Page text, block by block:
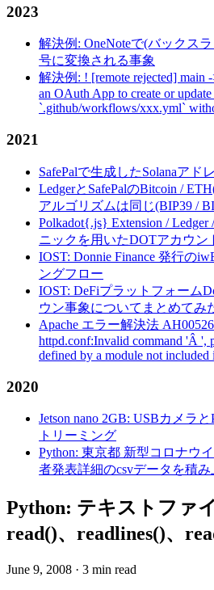
2023
解決例: OneNoteで(バックス
号に変換される事象
解決例: ! [remote rejected] main
an OAuth App to create or
`.github/workflows/xxx.yml`
2021
SafePalで生成したSolanaアド
LedgerとSafePalのBitcoin /
アルゴリズムは同じ(BIP39 /
Polkadot{.js} Extension /
ニックを用いたDOTアカウン
IOST: Donnie Finance 発行の
ングフロー
IOST: DeFiプラットフォーム
ウン事象についてまとめてみ
Apache エラー解決法
httpd.conf:Invalid command 'Â ',
defined by a module not included
2020
Jetson nano 2GB: USBカメラ
トリーミング
Python: 東京都 新型コロナウ
者発表詳細のcsvデータを積
Python: テキストファ
read()、readlines()、
June 9, 2008 · 3 min read